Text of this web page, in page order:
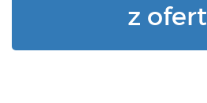
PAZNOKCIE
z